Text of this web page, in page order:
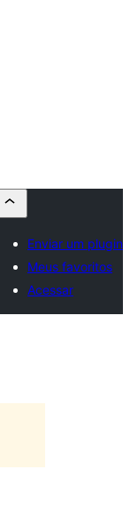
Enviar um plugin
Meus favoritos
Acessar